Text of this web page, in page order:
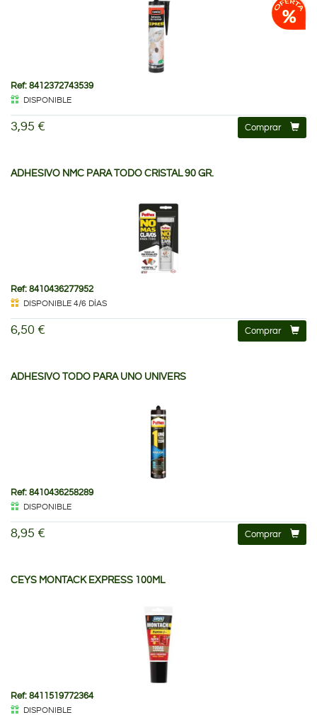
Ref: 8412372743539
DISPONIBLE
3,95 € Comprar
ADHESIVO NMC PARA TODO CRISTAL 90 GR.
Ref: 8410436277952
DISPONIBLE 4/6 DÍAS
6,50 € Comprar
ADHESIVO TODO PARA UNO UNIVERS
Ref: 8410436258289
DISPONIBLE
8,95 € Comprar
CEYS MONTACK EXPRESS 100ML
Ref: 8411519772364
DISPONIBLE